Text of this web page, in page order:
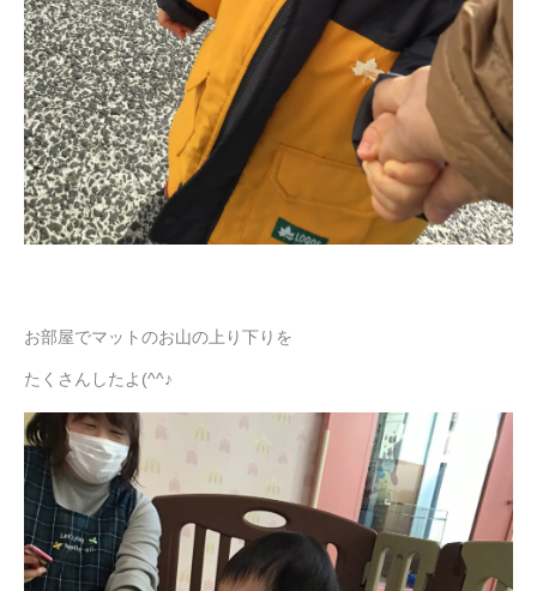
お部屋でマットのお山の上り下りを
たくさんしたよ(^^♪